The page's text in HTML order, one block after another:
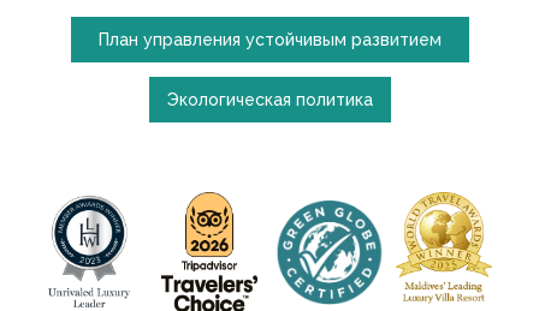
План управления устойчивым развитием
Экологическая политика